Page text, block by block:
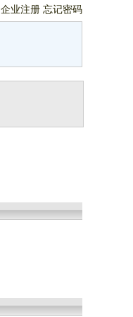
企业注册 忘记密码